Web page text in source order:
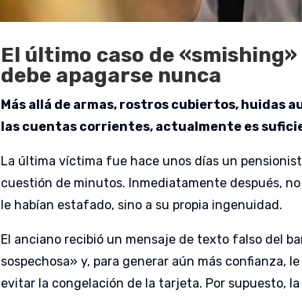
El último caso de
debe apagarse nunca
Más allá de armas, rostros cubiertos, huidas
las cuentas corrientes, actualmente es
La última víctima fue hace unos días un
cuestión de minutos. Inmediatamente después,
le habían estafado, sino a su propia ingenuidad.
El anciano recibió un mensaje de texto falso del
sospechosa» y, para generar aún más confianza,
evitar la congelación de la tarjeta. Por supuesto,